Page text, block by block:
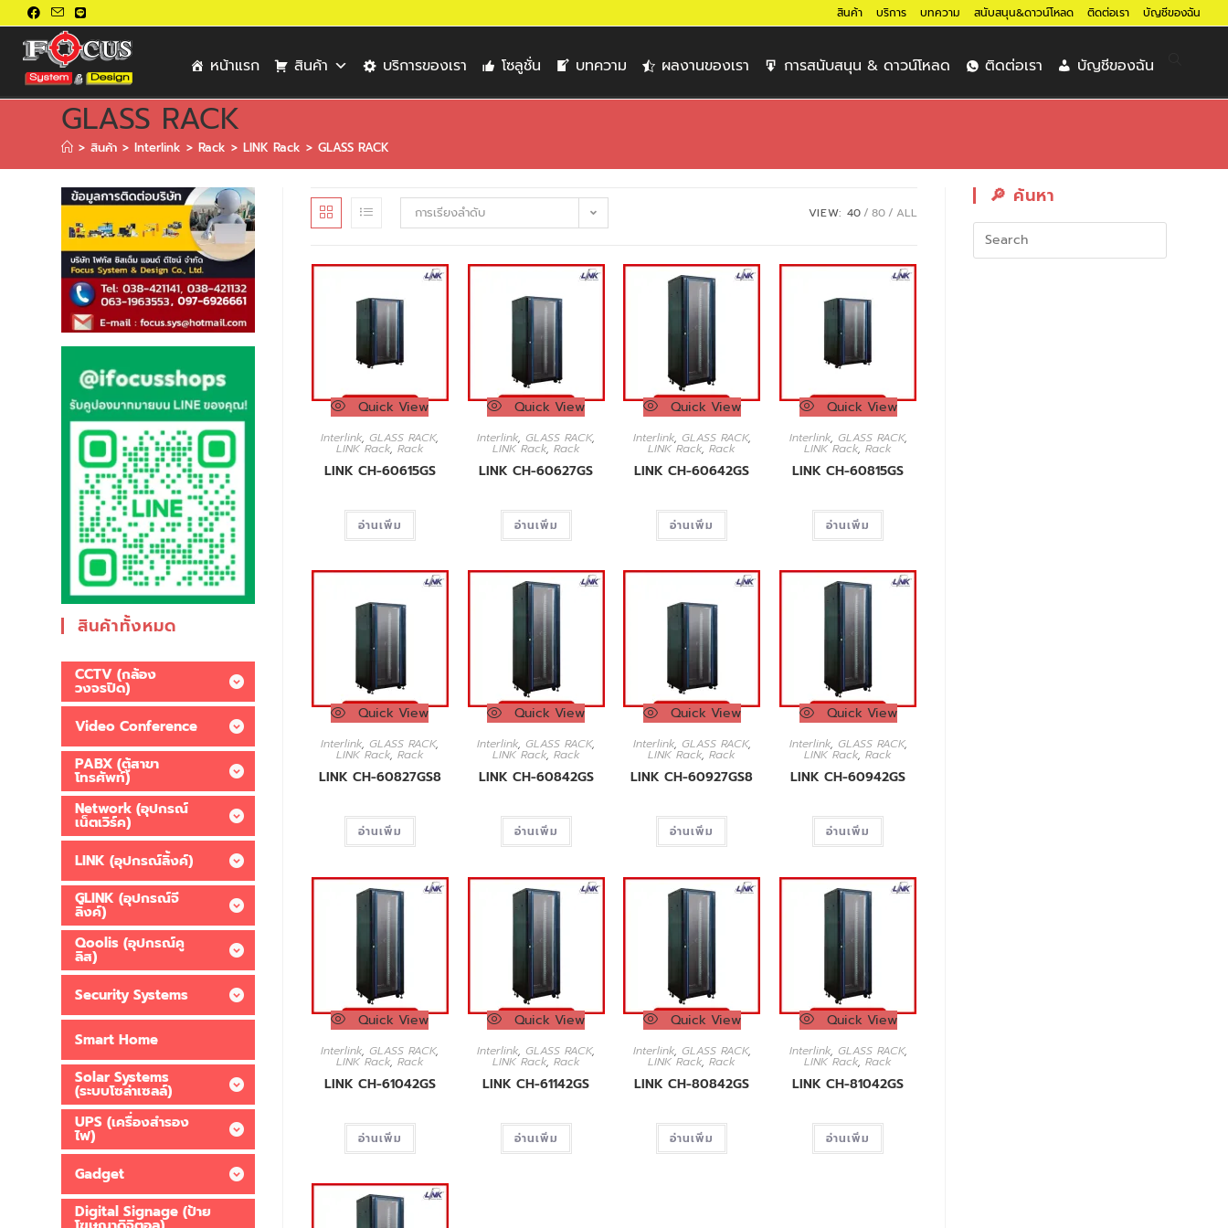
สินค้า บริการ บทความ สนับสนุน&ดาวน์โหลด ติดต่อเรา บัญชีของฉัน
หน้าแรก สินค้า บริการของเรา โซลูชั่น บทความ ผลงานของเรา การสนับสนุน & ดาวน์โหลด ติดต่อเรา บัญชีของฉัน
GLASS RACK
> สินค้า > Interlink > Rack > LINK Rack > GLASS RACK
การเรียงลำดับ VIEW: 40 80 ALL
Quick View
Interlink, GLASS RACK,
LINK Rack, Rack
LINK CH-60615GS
อ่านเพิ่ม
Quick View
Interlink, GLASS RACK,
LINK Rack, Rack
LINK CH-60627GS
อ่านเพิ่ม
Quick View
Interlink, GLASS RACK,
LINK Rack,Rack
LINK CH-60642GS
อ่านเพิ่ม
Quick View
Interlink, GLASS RACK,
LINK Rack,Rack
LINK CH-60815GS
อ่านเพิ่ม
Quick View
Interlink, GLASS RACK,
LINK Rack, Rack
LINK CH-60827GS8
อ่านเพิ่ม
Quick View
Interlink, GLASS RACK,
LINK Rack, Rack
LINK CH-60842GS
อ่านเพิ่ม
Quick View
Interlink, GLASS RACK,
LINK Rack,Rack
LINK CH-60927GS8
อ่านเพิ่ม
Quick View
Interlink, GLASS RACK,
LINK Rack,Rack
LINK CH-60942GS
อ่านเพิ่ม
Quick View
Interlink, GLASS RACK,
LINK Rack, Rack
LINK CH-61042GS
อ่านเพิ่ม
Quick View
Interlink, GLASS RACK,
LINK Rack, Rack
LINK CH-61142GS
อ่านเพิ่ม
Quick View
Interlink, GLASS RACK,
LINK Rack,Rack
LINK CH-80842GS
อ่านเพิ่ม
Quick View
Interlink, GLASS RACK,
LINK Rack,Rack
LINK CH-81042GS
อ่านเพิ่ม
สินค้าทั้งหมด
CCTV (กล้อง
วงจรปิด)
Video Conference
PABX (ตู้สาขา
โทรศัพท์)
Network (อุปกรณ์
เน็ตเวิร์ค)
LINK (อุปกรณ์ลิ้งค์)
GLINK (อุปกรณ์จี
ลิ้งค์)
Qoolis (อุปกรณ์คู
ลิส)
Security Systems
Smart Home
Solar Systems
(ระบบโซล่าเซลล์)
UPS (เครื่องสำรอง
ไฟ)
Gadget
Digital Signage (ป้าย
🔎︎ ค้นหา